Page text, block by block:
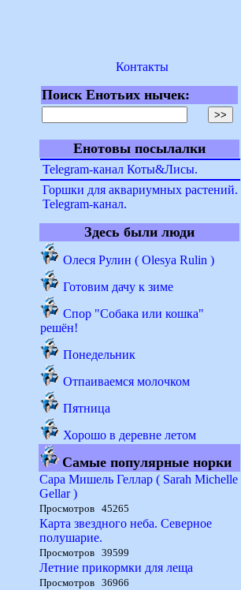
Контакты
Поиск Енотьих нычек:
Енотовы посылалки
Telegram-канал Коты&Лисы.
Горшки для аквариумных растений.
Telegram-канал.
Здесь были люди
Олеся Рулин ( Olesya Rulin )
Готовим дачу к зиме
Спор "Собака или кошка"
решён!
Понедельник
Отпаиваемся молочком
Пятница
Хорошо в деревне летом
Самые популярные норки
Сара Мишель Геллар ( Sarah Michelle
Gellar )
Просмотров 45265
Карта звездного неба. Северное
полушарие.
Просмотров 39599
Летние прикормки для леща
Просмотров 36966